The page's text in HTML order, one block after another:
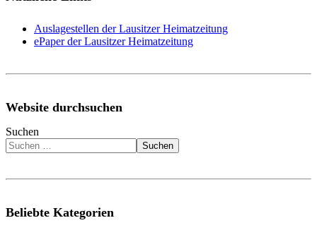
Auslagestellen der Lausitzer Heimatzeitung
ePaper der Lausitzer Heimatzeitung
Website durchsuchen
Suchen
Suchen
Beliebte Kategorien